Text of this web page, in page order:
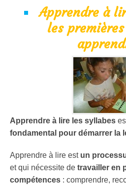
Apprendre à
les
Apprendre à lire les syllabes
fondamental pour démarrer la
Apprendre à lire est un
et qui nécessite de travailler en
compétences : comprendre,